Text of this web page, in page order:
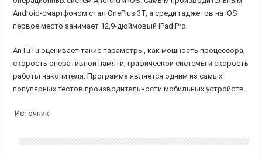
Android-смартфоном стал OnePlus 3T, а среди гаджетов на iOS
первое место занимает 12,9-дюймовый iPad Pro.
AnTuTu оценивает такие параметры, как мощность процессора,
скорость оперативной памяти, графической системы и скорость
работы накопителя. Программа является одним из самых
популярных тестов производительности мобильных устройств.
Источник